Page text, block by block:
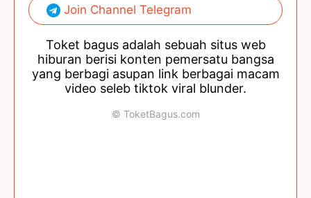
Join Channel Telegram
Toket bagus adalah sebuah situs web
hiburan berisi konten pemersatu bangsa
yang berbagi asupan link berbagai macam
video seleb tiktok viral blunder.
© ToketBagus.com